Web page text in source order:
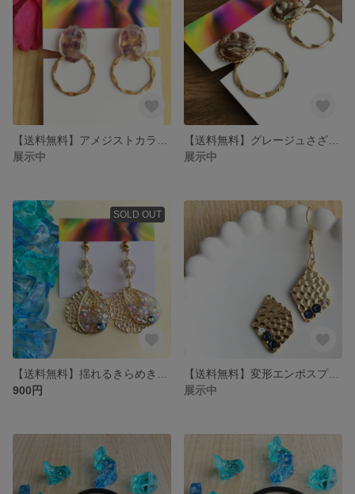
展示中
展示中
SOLD OUT
900円
【送料無料】変形エンボスプレート×スワロフスキーのピアスorイヤリング
展示中